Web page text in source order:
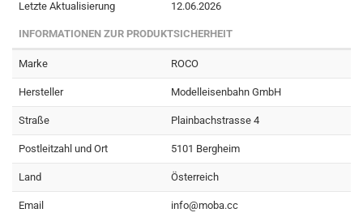
Letzte Aktualisierung 12.06.2026
INFORMATIONEN ZUR PRODUKTSICHERHEIT
Marke ROCO
Hersteller Modelleisenbahn GmbH
Straße Plainbachstrasse 4
Postleitzahl und Ort 5101 Bergheim
Land Österreich
Email info@moba.cc